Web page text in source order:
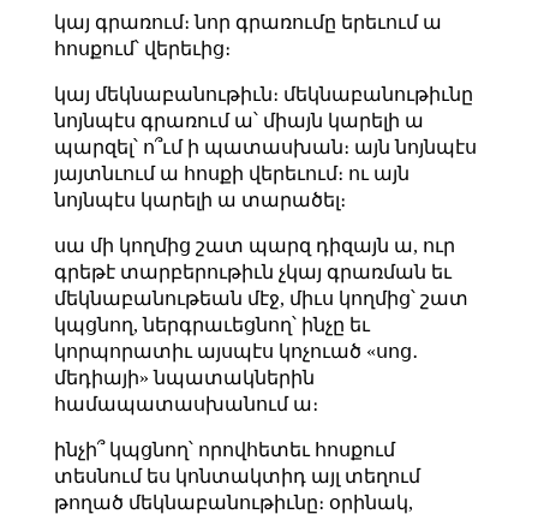
կայ գրառում։ նոր գրառումը երեւում ա
հոսքում՝ վերեւից։
կայ մեկնաբանութիւն։ մեկնաբանութիւնը
նոյնպէս գրառում ա՝ միայն կարելի ա
պարզել՝ ո՞ւմ ի պատասխան։ այն նոյնպէս
յայտնւում ա հոսքի վերեւում։ ու այն
նոյնպէս կարելի ա տարածել։
սա մի կողմից շատ պարզ դիզայն ա, ուր
գրեթէ տարբերութիւն չկայ գրառման եւ
մեկնաբանութեան մէջ, միւս կողմից՝ շատ
կպցնող, ներգրաւեցնող՝ ինչը եւ
կորպորատիւ այսպէս կոչուած «սոց․
մեդիայի» նպատակներին
համապատասխանում ա։
ինչի՞ կպցնող՝ որովհետեւ հոսքում
տեսնում ես կոնտակտիդ այլ տեղում
թողած մեկնաբանութիւնը։ օրինակ,